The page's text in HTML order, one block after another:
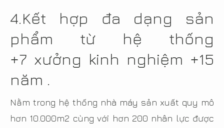
4.Kết hợp đa dạng sản
phẩm từ hệ thống
+7 xưởng kinh nghiệm +15
năm .
Nằm trong hệ thống nhà máy sản xuất quy mô
hơn 10.000m2 cùng với hơn 200 nhân lực được